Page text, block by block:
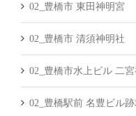
02_豊橋市 東田神明宮
02_豊橋市 清須神明社
02_豊橋市水上ビル 二
02_豊橋駅前 名豊ビル